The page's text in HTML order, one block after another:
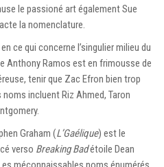
le passioné art également Sue
la nomenclature.
ce qui concerne l’singulier milieu du
Anthony Ramos est en frimousse de
tenir que Zac Efron bien trop
incluent Riz Ahmed, Taron
Graham (L’Gaélique) est le
verso Breaking Badétoile Dean